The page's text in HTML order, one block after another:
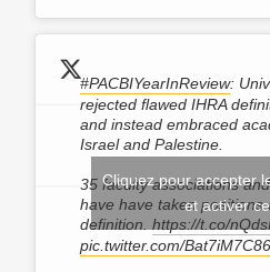
#PACBIYearInReview:
rejected flawed IHRA
and instead embraced
Israel and Palestine.
35 faculty associations
have have taken positions
definition. https://t.co/
pic.twitter.com/Bat7iM7C86
Cliquez pour accepter
et activer